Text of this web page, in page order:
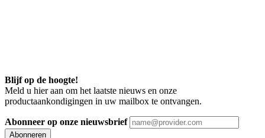
Blijf op de hoogte!
Meld u hier aan om het laatste nieuws en onze
productaankondigingen in uw mailbox te ontvangen.
Abonneer op onze nieuwsbrief
Abonneren